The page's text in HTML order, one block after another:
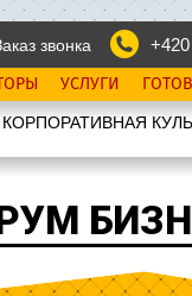
звонка
УСЛУГИ
КОРПОРАТИВНАЯ